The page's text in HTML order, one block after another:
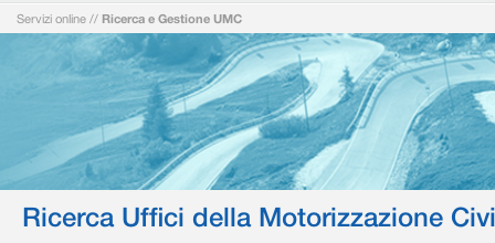
Servizi online // Ricerca e Gestione UMC
Ricerca Uffici della Motorizzazione